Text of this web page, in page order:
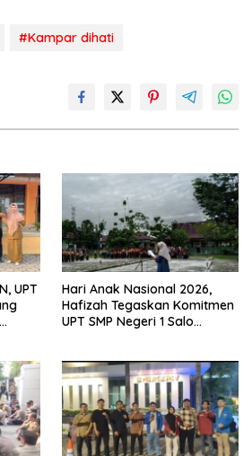
#Kampar dihati
UPT
Hari Anak Nasional 2026,
Hafizah Tegaskan Komitmen
UPT SMP Negeri 1 Salo